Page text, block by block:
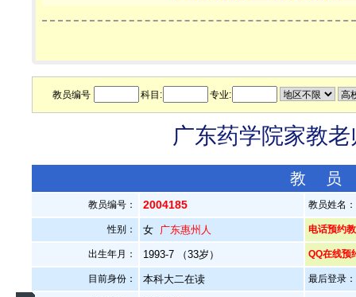
教员编号 科目: 专业:
广东药学院家教
教
教员编号： 2004185 教员姓名
性别： 女 广东惠州人 电话预约
出生年月： 1993-7 （33岁） QQ在线预
目前身份： 本科大二在读 最后登录